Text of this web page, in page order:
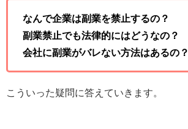
なんで企業は副業を禁止するの？
副業禁止でも法律的にはどうなの？
会社に副業がバレない方法はあるの？
こういった疑問に答えていきます。